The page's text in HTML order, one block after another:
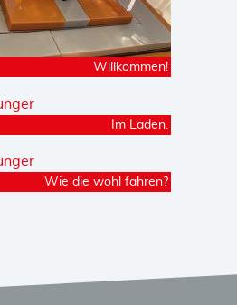
Willkommen!
Im Laden.
Wie die wohl fahren?